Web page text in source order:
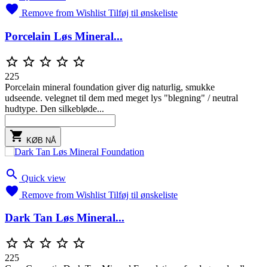
 Remove from Wishlist Tilføj til ønskeliste
Porcelain Løs Mineral...
    
225
Porcelain mineral foundation giver dig naturlig, smukke
udseende. velegnet til dem med meget lys "blegning" / neutral
hudtype. Den silkebløde...
 KØB NÅ
 Quick view
 Remove from Wishlist Tilføj til ønskeliste
Dark Tan Løs Mineral...
    
225